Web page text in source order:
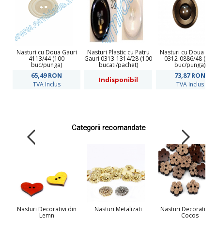
Nasturi cu Doua Gauri
4113/44 (100
buc/punga)
65,49RON
TVA Inclus
Nasturi Plastic cu Patru
Gauri 0313-1314/28 (100
bucati/pachet)
Indisponibil
Nasturi cu Doua
0312-0886/48 (100
buc/punga)
73,87RON
TVA Inclus
Categorii recomandate
Nasturi Decorativi din
Lemn
Nasturi Metalizati Nasturi Decorativi
Cocos